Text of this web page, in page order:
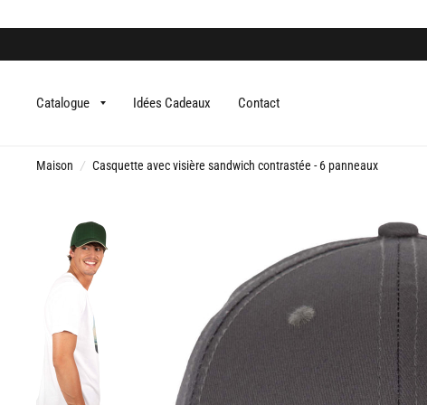
Catalogue Idées Cadeaux Contact
Maison / Casquette avec visière sandwich contrastée - 6 panneaux